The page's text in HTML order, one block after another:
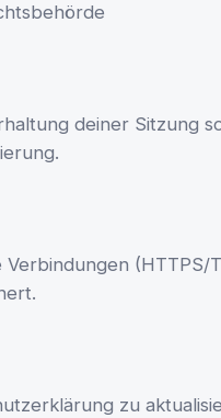
deiner Sitzung
(HTTPS/
zu